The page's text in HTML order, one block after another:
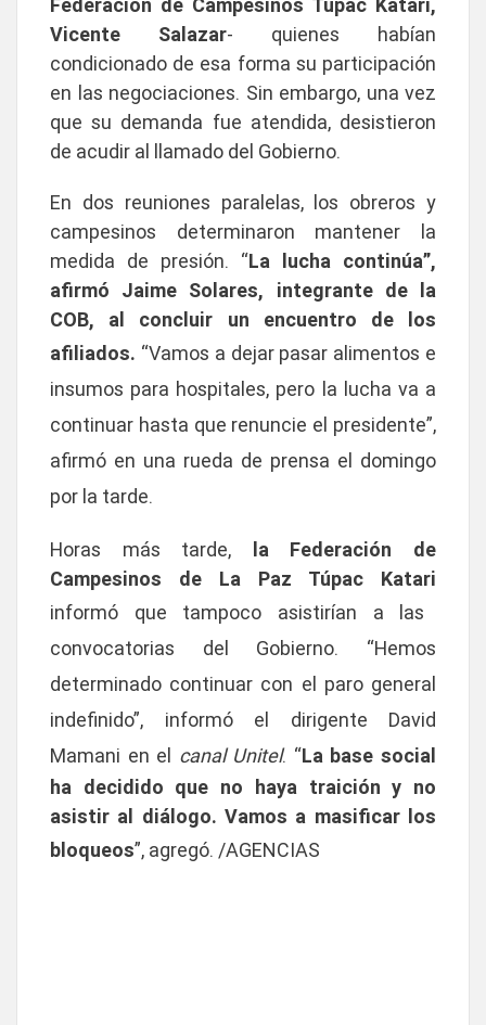
Vicente Salazar- quienes habían
condicionado de esa forma su participación
en las negociaciones. Sin embargo, una vez
que su demanda fue atendida, desistieron
de acudir al llamado del Gobierno.
En dos reuniones paralelas, los obreros y
campesinos determinaron mantener la
medida de presión. “La lucha continúa”,
afirmó Jaime Solares, integrante de la
COB, al concluir un encuentro de los
afiliados. “Vamos a dejar pasar alimentos e
insumos para hospitales, pero la lucha va a
continuar hasta que renuncie el presidente”,
afirmó en una rueda de prensa el domingo
por la tarde.
Horas más tarde, la Federación de
Campesinos de La Paz Túpac Katari
informó que tampoco asistirían a las
convocatorias del Gobierno. “Hemos
determinado continuar con el paro general
indefinido”, informó el dirigente David
Mamani en el canal Unitel. “La base social
ha decidido que no haya traición y no
asistir al diálogo. Vamos a masificar los
bloqueos”, agregó. /AGENCIAS